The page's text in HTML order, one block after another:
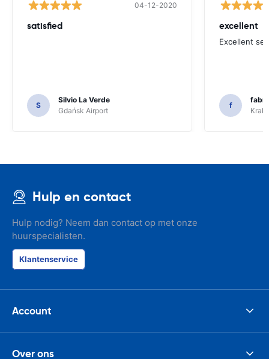
04-12-2020
satisfied
S
Silvio La Verde
Gdańsk Airport
excellent
Excellent
f
Hulp en contact
Hulp nodig? Neem dan contact op met onze
huurspecialisten.
Klantenservice
Account
Over ons